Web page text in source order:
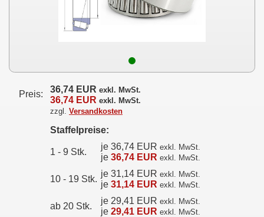
Preis: 36,74 EUR exkl. MwSt.
36,74 EUR exkl. MwSt.
zzgl. Versandkosten
Staffelpreise:
1 - 9 Stk.
je 36,74 EUR exkl. MwSt.
je 36,74 EUR exkl. MwSt.
10 - 19 Stk.
je 31,14 EUR exkl. MwSt.
je 31,14 EUR exkl. MwSt.
ab 20 Stk.
je 29,41 EUR exkl. MwSt.
je 29,41 EUR exkl. MwSt.